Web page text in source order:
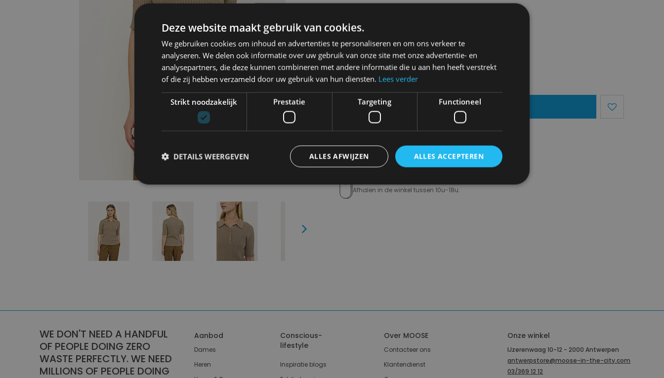
L
€ 69,95 € 34,98
Toevoegen Aan Mandje
Gratis verzending in België
14 dagen om te retourneren
Nooit meer spijt van krijgen
Afhalen in de winkel tussen 10u-18u.
WE DON'T NEED A HANDFUL
OF PEOPLE DOING ZERO
WASTE PERFECTLY. WE NEED
MILLIONS OF PEOPLE DOING
Aanbod
Dames
Heren
Conscious-
lifestyle
Inspiratie blogs
Over MOOSE
Contacteer ons
Klantendienst
Onze winkel
IJzerenwaag 10-12 - 2000 Antwerpen
antwerpstore@moose-in-the-city.com
03/369 12 12
Deze website maakt gebruik van cookies.
We gebruiken cookies om inhoud en advertenties te personaliseren en om ons verkeer te
analyseren. We delen ook informatie over uw gebruik van onze site met onze advertentie- en
analysepartners, die deze kunnen combineren met andere informatie die u aan hen heeft verstrekt
of die zij hebben verzameld door uw gebruik van hun diensten. Lees verder
Strikt noodzakelijk Prestatie Targeting Functioneel
ALLES ACCEPTEREN
ALLES AFWIJZEN
DETAILS WEERGEVEN